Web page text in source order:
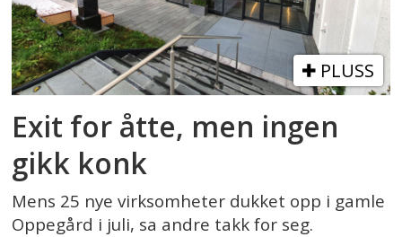
PLUSS
Exit for åtte, men ingen
gikk konk
Mens 25 nye virksomheter dukket opp i gamle
Oppegård i juli, sa andre takk for seg.